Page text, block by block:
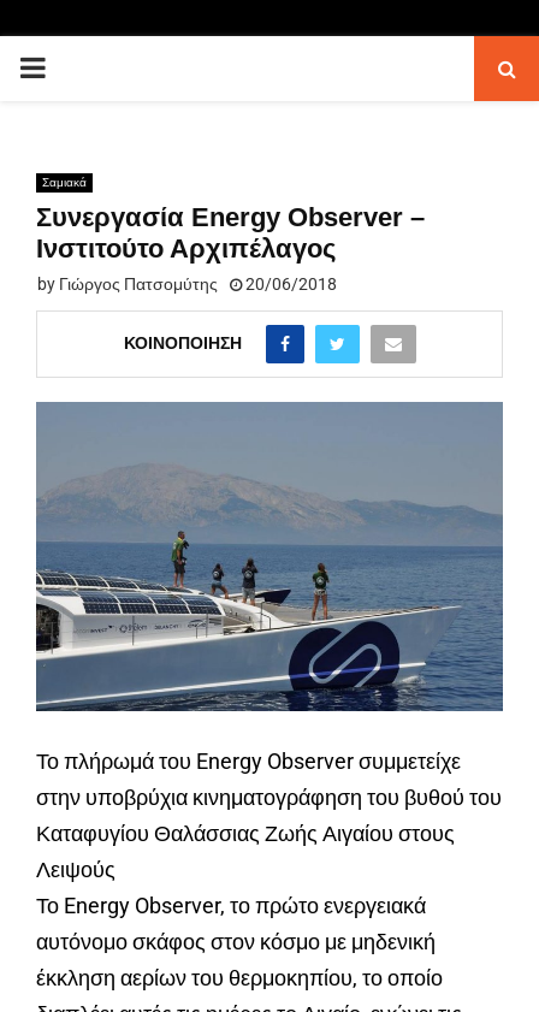
PRIMARY
Σαμιακά
Συνεργασία Energy Observer –
Ινστιτούτο Αρχιπέλαγος
by Γιώργος Πατσομύτης 20/06/2018
ΚΟΙΝΟΠΟΊΗΣΗ
Το πλήρωμά του Energy Observer συμμετείχε
στην υποβρύχια κινηματογράφηση του βυθού του
Καταφυγίου Θαλάσσιας Ζωής Αιγαίου στους
Λειψούς
Το Energy Observer, το πρώτο ενεργειακά
αυτόνομο σκάφος στον κόσμο με μηδενική
έκκληση αερίων του θερμοκηπίου, το οποίο